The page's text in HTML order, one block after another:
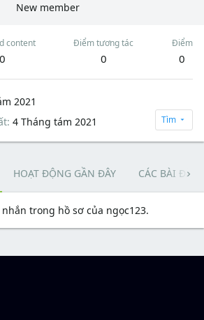
New member
content
0
Điểm tương tác
0
Điểm
0
2021
4 Tháng tám 2021 Tìm
HOẠT ĐỘNG GẦN ĐÂY CÁC BÀI
trong hồ sơ của ngọc123.